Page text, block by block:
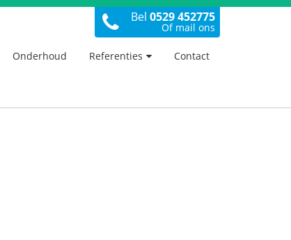
Bel 0529 452775
Of mail ons
Onderhoud Referenties Contact